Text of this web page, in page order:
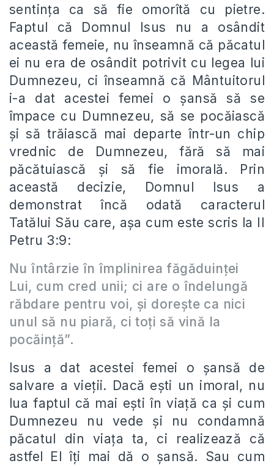
sentința ca să fie omorîtă cu pietre.
Faptul că Domnul Isus nu a osândit
această femeie, nu înseamnă că păcatul
ei nu era de osândit potrivit cu legea lui
Dumnezeu, ci înseamnă că Mântuitorul
i-a dat acestei femei o șansă să se
împace cu Dumnezeu, să se pocăiască
și să trăiască mai departe într-un chip
vrednic de Dumnezeu, fără să mai
păcătuiască și să fie imorală. Prin
această decizie, Domnul Isus a
demonstrat încă odată caracterul
Tatălui Său care, așa cum este scris la II
Petru 3:9:
Nu întârzie în împlinirea făgăduinței
Lui, cum cred unii; ci are o îndelungă
răbdare pentru voi, și dorește ca nici
unul să nu piară, ci toți să vină la
pocăință”.
Isus a dat acestei femei o șansă de
salvare a vieții. Dacă ești un imoral, nu
lua faptul că mai ești în viață ca și cum
Dumnezeu nu vede și nu condamnă
păcatul din viața ta, ci realizează că
astfel El îți mai dă o șansă. Sau cum